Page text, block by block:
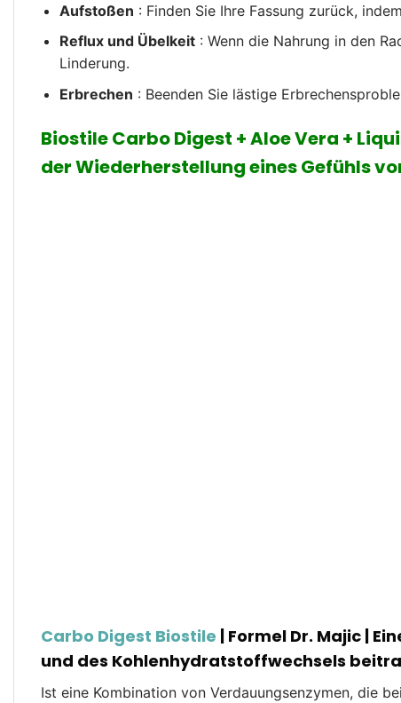
Aufstoßen : Finden Sie Ihre Fassung zurück,
Reflux und Übelkeit: Wenn die Nahrung in den
Linderung.
Erbrechen : Beenden Sie lästige
Biostile Carbo Digest + Aloe Vera +
der Wiederherstellung eines Gefühls
Carbo Digest Biostile | Formel Dr. Majic |
und des Kohlenhydratstoffwechsels
Ist eine Kombination von Verdauungsenzymen, die